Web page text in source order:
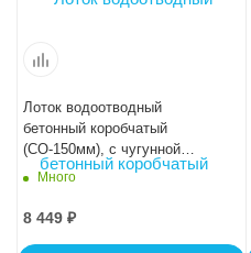
Лоток водоотводный
бетонный коробчатый
(СО-150мм), с чугунной
насадкой, с уклоном
(15).24(17,5)-BGZ-S, № -1
Много
8 449 ₽